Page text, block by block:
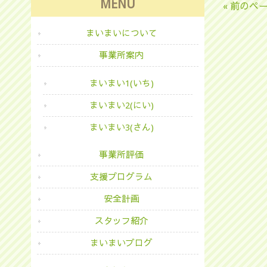
« 前のペ
MENU
まいまいについて
事業所案内
まいまい1(いち)
まいまい2(にい)
まいまい3(さん)
事業所評価
支援プログラム
安全計画
スタッフ紹介
まいまいブログ